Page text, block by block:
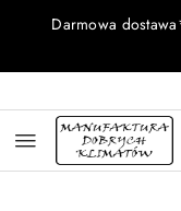
Przejdź do
Przejdź do
Przejdź do
Przejdź do
Przejdź do
Przejdź do
Darmowa